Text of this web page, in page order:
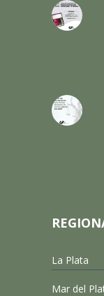
La Plata
Mar del